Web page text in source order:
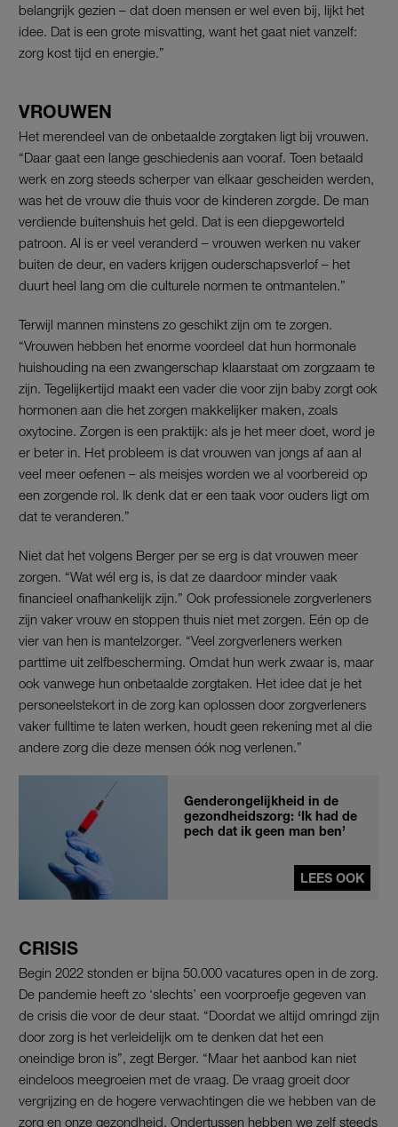
belangrijk gezien – dat doen mensen er wel even bij, lijkt het
idee. Dat is een grote misvatting, want het gaat niet vanzelf:
zorg kost tijd en energie.”
VROUWEN
Het merendeel van de onbetaalde zorgtaken ligt bij vrouwen.
“Daar gaat een lange geschiedenis aan vooraf. Toen betaald
werk en zorg steeds scherper van elkaar gescheiden werden,
was het de vrouw die thuis voor de kinderen zorgde. De man
verdiende buitenshuis het geld. Dat is een diepgeworteld
patroon. Al is er veel veranderd – vrouwen werken nu vaker
buiten de deur, en vaders krijgen ouderschapsverlof – het
duurt heel lang om die culturele normen te ontmantelen.”
Terwijl mannen minstens zo geschikt zijn om te zorgen.
“Vrouwen hebben het enorme voordeel dat hun hormonale
huishouding na een zwangerschap klaarstaat om zorgzaam te
zijn. Tegelijkertijd maakt een vader die voor zijn baby zorgt ook
hormonen aan die het zorgen makkelijker maken, zoals
oxytocine. Zorgen is een praktijk: als je het meer doet, word je
er beter in. Het probleem is dat vrouwen van jongs af aan al
veel meer oefenen – als meisjes worden we al voorbereid op
een zorgende rol. Ik denk dat er een taak voor ouders ligt om
dat te veranderen.”
Niet dat het volgens Berger per se erg is dat vrouwen meer
zorgen. “Wat wél erg is, is dat ze daardoor minder vaak
financieel onafhankelijk zijn.” Ook professionele zorgverleners
zijn vaker vrouw en stoppen thuis niet met zorgen. Eén op de
vier van hen is mantelzorger. “Veel zorgverleners werken
parttime uit zelfbescherming. Omdat hun werk zwaar is, maar
ook vanwege hun onbetaalde zorgtaken. Het idee dat je het
personeelstekort in de zorg kan oplossen door zorgverleners
vaker fulltime te laten werken, houdt geen rekening met al die
andere zorg die deze mensen óók nog verlenen.”
Genderongelijkheid in de
gezondheidszorg: ‘Ik had de
pech dat ik geen man ben’
LEES OOK
CRISIS
Begin 2022 stonden er bijna 50.000 vacatures open in de zorg.
De pandemie heeft zo ‘slechts’ een voorproefje gegeven van
de crisis die voor de deur staat. “Doordat we altijd omringd zijn
door zorg is het verleidelijk om te denken dat het een
oneindige bron is”, zegt Berger. “Maar het aanbod kan niet
eindeloos meegroeien met de vraag. De vraag groeit door
vergrijzing en de hogere verwachtingen die we hebben van de
zorg en onze gezondheid. Ondertussen hebben we zelf steeds